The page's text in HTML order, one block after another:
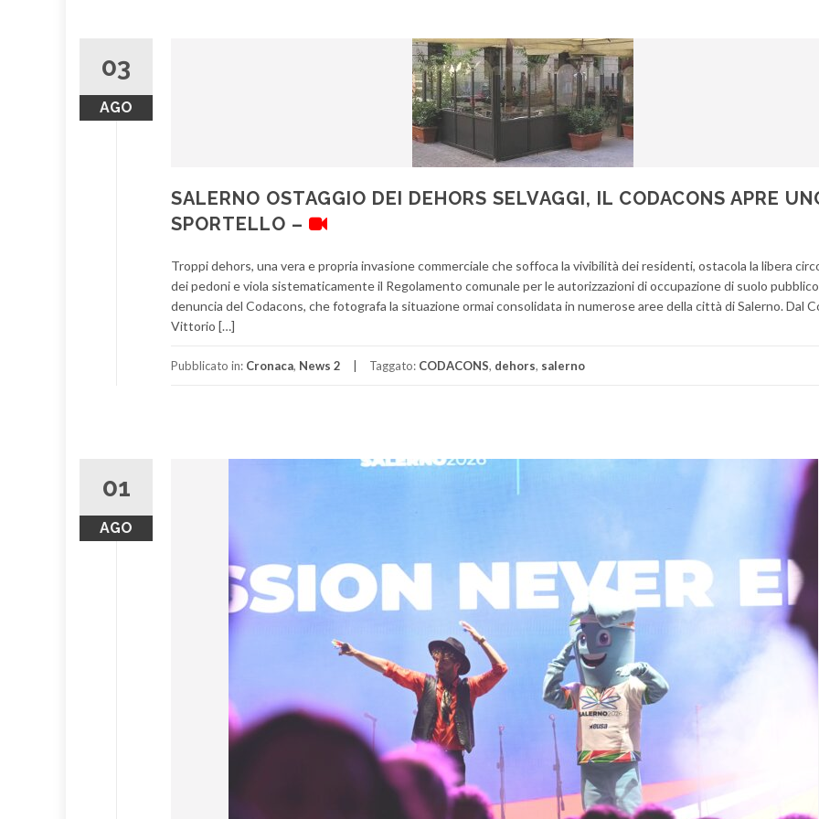
03
AGO
SALERNO OSTAGGIO DEI DEHORS SELVAGGI, IL CODACONS APRE
SPORTELLO –
Troppi dehors, una vera e propria invasione commerciale che soffoca la vivibilità dei residenti, ostacola la libera
dei pedoni e viola sistematicamente il Regolamento comunale per le autorizzazioni di occupazione di suolo
denuncia del Codacons, che fotografa la situazione ormai consolidata in numerose aree della città di Salerno. Dal
Vittorio […]
Pubblicato in: Cronaca, News 2 Taggato: CODACONS, dehors, salerno
01
AGO